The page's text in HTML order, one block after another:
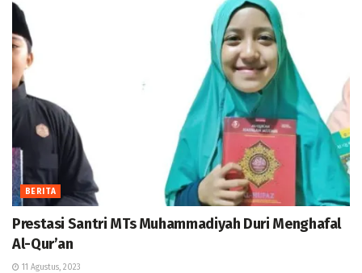
BERITA
Prestasi Santri MTs Muhammadiyah Duri Menghafal
Al-Qur’an
11 Agustus, 2023